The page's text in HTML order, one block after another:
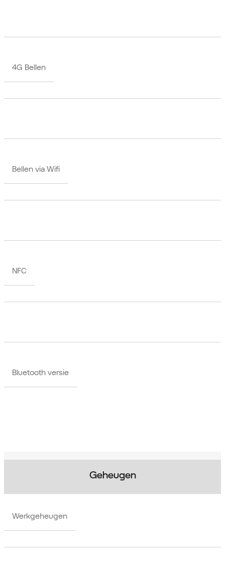
4G Bellen
Bellen via Wifi
NFC
Bluetooth versie
Geheugen
Werkgeheugen